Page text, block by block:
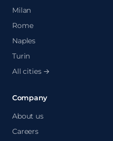
Milan
Rome
Naples
Turin
All cities →
Company
About us
Careers